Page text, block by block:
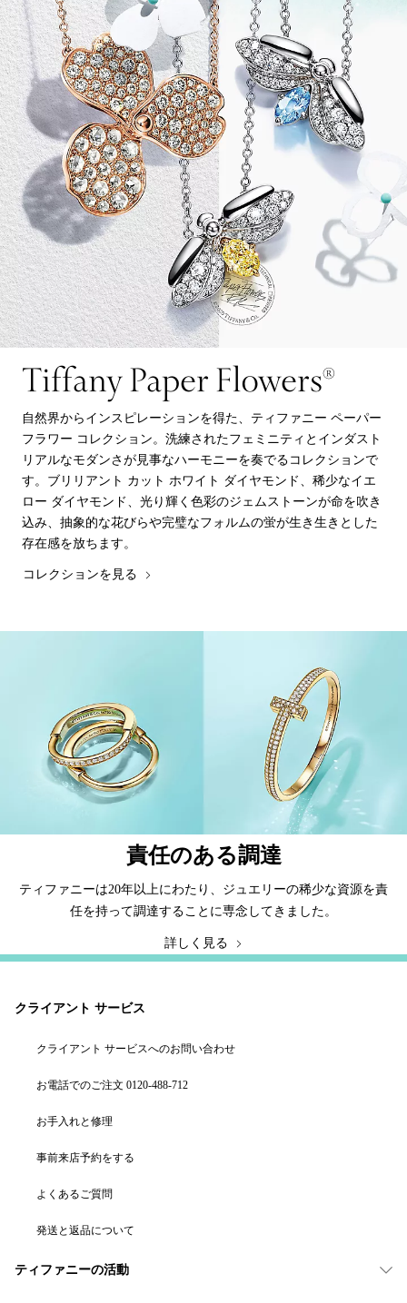
Tiffany Paper Flowers®
自然界からインスピレーションを得た、ティファニー ペーパー
フラワー コレクション。洗練されたフェミニティとインダスト
リアルなモダンさが見事なハーモニーを奏でるコレクションで
す。ブリリアント カット ホワイト ダイヤモンド、稀少なイエ
ロー ダイヤモンド、光り輝く色彩のジェムストーンが命を吹き
込み、抽象的な花びらや完璧なフォルムの蛍が生き生きとした
存在感を放ちます。
コレクションを見る
責任のある調達
ティファニーは20年以上にわたり、ジュエリーの稀少な資源を責
任を持って調達することに専念してきました。
詳しく見る
クライアント サービス
クライアント サービスへのお問い合わせ
お電話でのご注文 0120-488-712
お手入れと修理
事前来店予約をする
よくあるご質問
発送と返品について
ティファニーの活動